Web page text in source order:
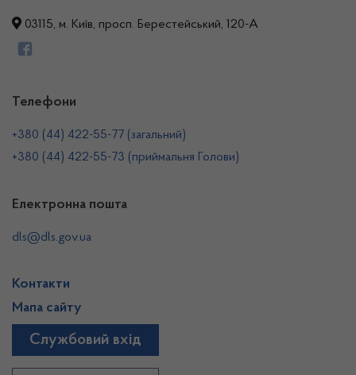
03115, м. Київ, просп. Берестейський, 120-А
Телефони
+380 (44) 422-55-77 (загальний)
+380 (44) 422-55-73 (приймальня Голови)
Електронна пошта
dls@dls.gov.ua
Контакти
Мапа сайту
Службовий вхід